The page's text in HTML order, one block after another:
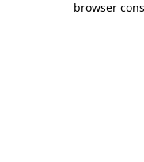
browser